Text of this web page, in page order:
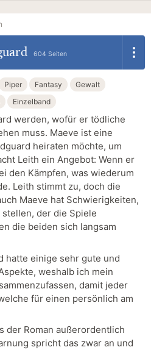
604 Seiten
Piper Fantasy
Gewalt
Einzelband
werden, wofür er tödliche
muss. Maeve ist eine
heiraten möchte, um
Leith ein Angebot: Wenn er
den Kämpfen, was wiederum
Leith stimmt zu, doch die
Maeve hat Schwierigkeiten,
der die Spiele
die beiden sich langsam
hatte einige sehr gute und
weshalb ich mein
damit jeder
für einen persönlich am
der Roman außerordentlich
spricht das zwar an und